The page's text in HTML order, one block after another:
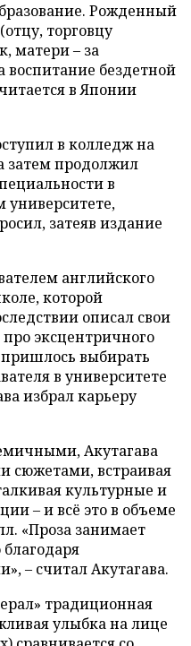
Рожденный
торговцу
матери – за
воспитание бездетной
в Японии
в колледж на
затем продолжил
в
университете,
затеяв издание
английского
которой
описал свои
эксцентричного
выбирать
в университете
избрал карьеру
Акутагава
сюжетами, встраивая
культурные и
– и всё это в объеме
«Проза занимает
– считал Акутагава.
традиционная
улыбка на лице